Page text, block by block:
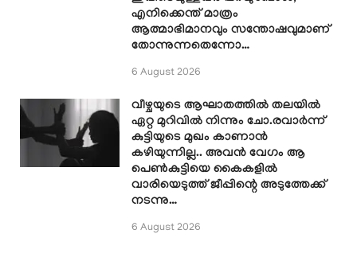
എനിക്കെന്ത് മാത്രം
ആത്മാഭിമാനവും സന്തോഷവുമാണ്
തോന്നുന്നതെന്നോ…
6 August 2026
വീഴ്ചയുടെ ആഘാതത്തിൽ തലയിൽ
ഏറ്റ മുറിവിൽ നിന്നും ചോ.രവാർന്ന്
കുട്ടിയുടെ മുഖം കാണാൻ
കഴിയുന്നില്ല.. അവൻ വേഗം ആ
പെൺകുട്ടിയെ കൈകളിൽ
വാരിയെടുത്ത് ജീപ്പിന്റെ അടുത്തേക്ക്
നടന്നു…
6 August 2026